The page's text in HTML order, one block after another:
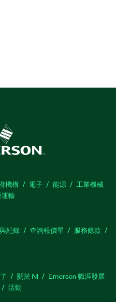
機構 電子 能源
工業機械
輸
紀錄 查詢報價單
服務條款
關於 NI
Emerson 職涯發展
活動